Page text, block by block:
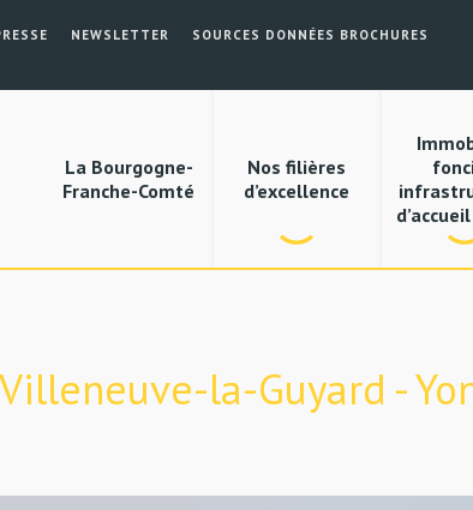
NEWSLETTER SOURCES DONNÉES BROCHURES
La Bourgogne-
Franche-Comté
Nos filières
d’excellence
la-Guyard -